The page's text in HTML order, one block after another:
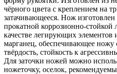
чёрного цвета с креплением на
затачивающееся. Нож изготовлен
прокатной коррозионно-стойкой
качестве легирующих элементов
марганец, обеспечивающее
твёрдость, стойкость к
Для заточки ножей можно
ножеточку, оселок,